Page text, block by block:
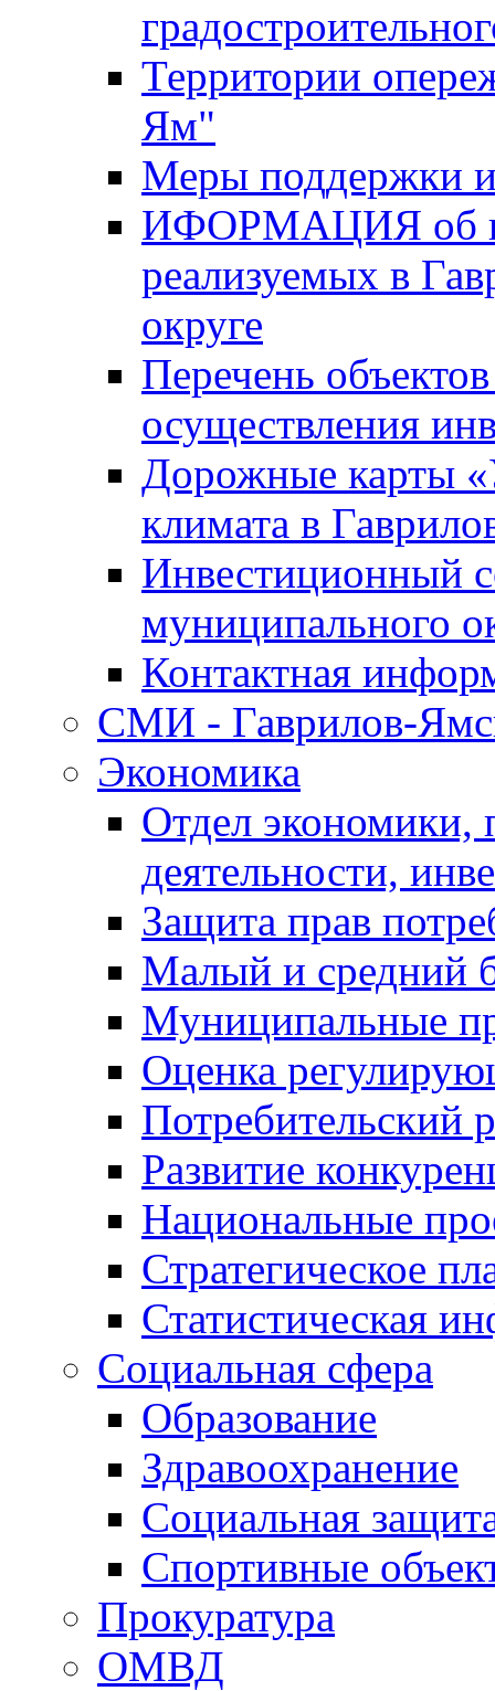
Территории
Ям"
Меры поддержки
ИФОРМАЦИЯ об
реализуемых в
округе
Перечень
осуществления
Дорожные карты
климата в
Инвестиционный
муниципального
Контактная
СМИ - Гаврилов-
Экономика
Отдел экономики,
деятельности,
Защита прав
Малый и средний
Муниципальные
Оценка
Потребительский
Развитие
Национальные
Стратегическое
Статистическая
Социальная сфера
Образование
Здравоохранение
Социальная
Спортивные
Прокуратура
ОМВД